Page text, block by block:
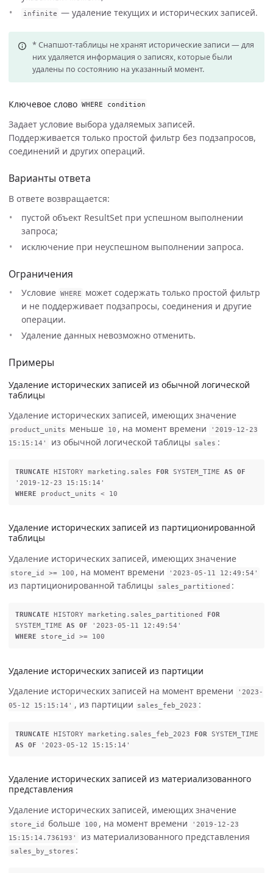
infinite — удаление текущих и исторических записей.
* Снапшот-таблицы не хранят исторические записи — для
них удаляется информация о записях, которые были
удалены по состоянию на указанный момент.
Ключевое слово WHERE condition
Задает условие выбора удаляемых записей.
Поддерживается только простой фильтр без подзапросов,
соединений и других операций.
Варианты ответа
В ответе возвращается:
пустой объект ResultSet при успешном выполнении
запроса;
исключение при неуспешном выполнении запроса.
Ограничения
Условие WHERE
может содержать только простой фильтр
и не поддерживает подзапросы, соединения и другие
операции.
Удаление данных невозможно отменить.
Примеры
Удаление исторических записей из обычной логической
таблицы
Удаление исторических записей, имеющих значение
product_units меньше 10 , на момент времени
'2019-12-23
15:15:14'
из обычной логической таблицы sales :
TRUNCATE HISTORY marketing . sales FOR SYSTEM_TIME AS
OF
'2019-12-23 15:15:14'
WHERE
product_units < 10
Удаление исторических записей из партиционированной
таблицы
Удаление исторических записей, имеющих значение
store_id >= 100 , на момент времени '2023-05-11 12:49:54'
из партиционированной таблицы sales_partitioned :
TRUNCATE HISTORY marketing . sales_partitioned
FOR
SYSTEM_TIME
AS OF
'2023-05-11 12:49:54'
WHERE
store_id >= 100
Удаление исторических записей из партиции
Удаление исторических записей на момент времени
'2023-
05-12 15:15:14' , из партиции sales_feb_2023 :
TRUNCATE HISTORY marketing . sales_feb_2023 FOR
SYSTEM_TIME
AS
OF '2023-05-12 15:15:14'
Удаление исторических записей из материализованного
представления
Удаление исторических записей, имеющих значение
store_id больше 100 , на момент времени
'2019-12-23
15:15:14.736193'
из материализованного представления
sales_by_stores :